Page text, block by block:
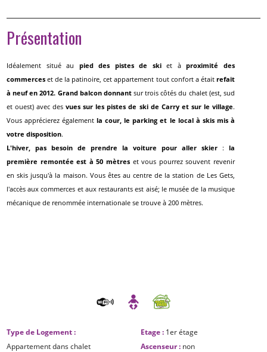
Présentation
Idéalement situé au pied des pistes de skiet àproximité des
commerces et de la patinoire, cet appartement tout confort a était refait
à neuf en 2012. Grand balcon donnantsur trois côtés du chalet (est, sud
et ouest) avec desvues sur les pistes de ski de Carry et sur le village.
Vous apprécierez égalementla cour, le parking et le local à skis mis à
votre disposition.
L'hiver, pas besoin de prendre la voiture pour aller skier: la
première remontée est à 50 mètreset vous pourrez souvent revenir
en skis jusqu'à la maison. Vous êtes au centre de la station de Les Gets,
l'accès aux commerces et aux restaurants est aisé; le musée de la musique
mécanique de renommée internationale se trouve à 200 mètres.
Type de Logement:
Appartement dans chalet
Etage: 1er étage
Ascenseur: non